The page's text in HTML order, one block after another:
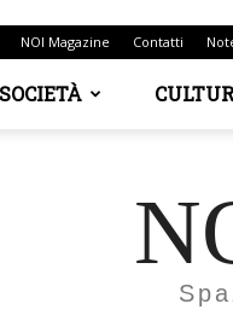
NOI Magazine Contatti
SOCIETÀ